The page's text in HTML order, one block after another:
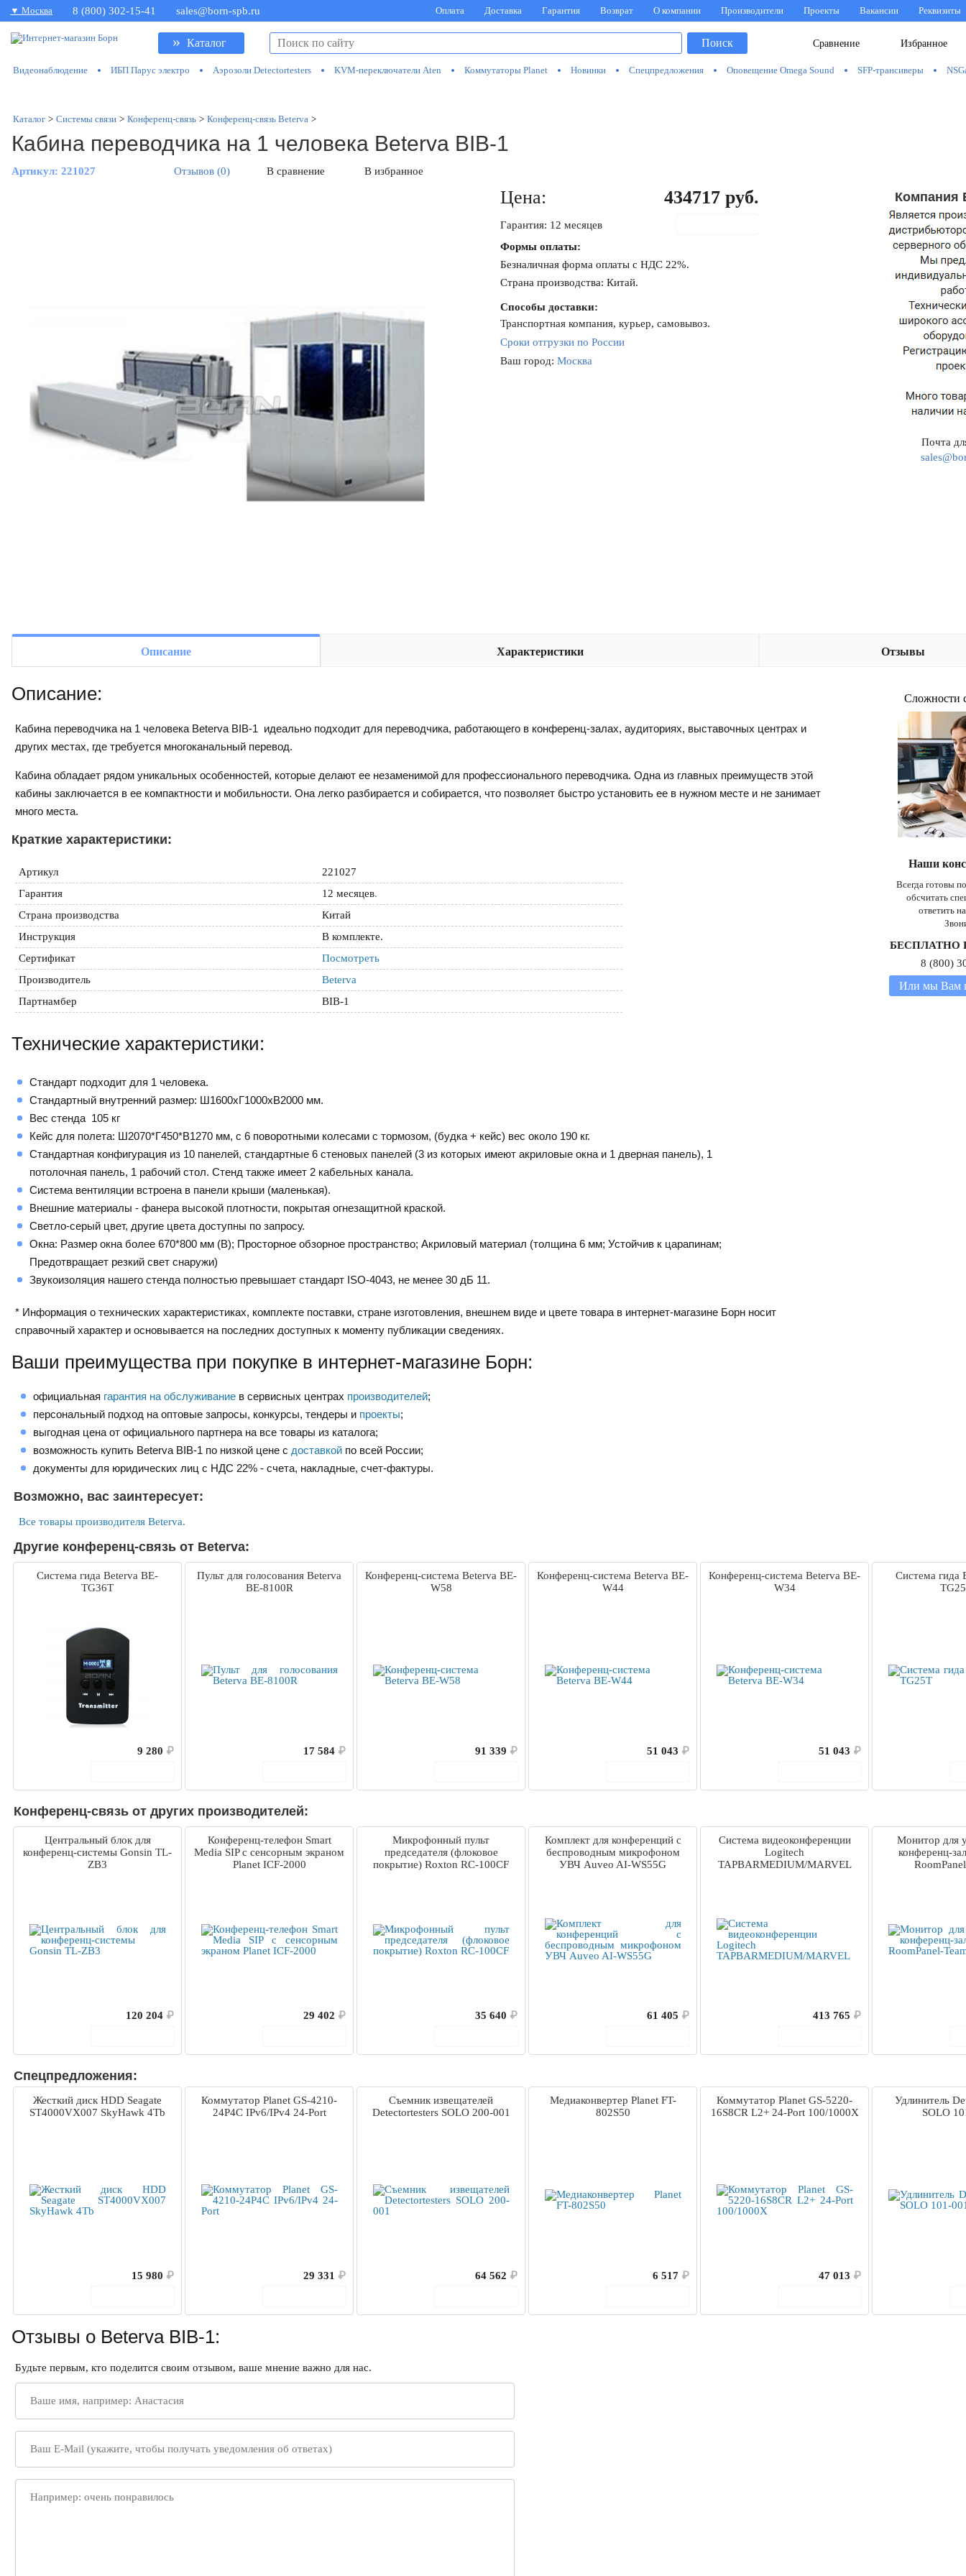
▼ Москва 8 (800) 302-15-41 sales@born-spb.ru Оплата Доставка Гарантия Возврат О компании Производители Проекты Вакансии Реквизиты
» Каталог Избранное
Сравнение
Поиск
Видеонаблюдение ИБП Парус электро Аэрозоли Detectortesters KVM-переключатели Aten Коммутаторы Planet Новинки Спецпредложения Оповещение Omega Sound SFP-трансиверы
Каталог > Системы связи > Конференц-связь > Конференц-связь Beterva >
Кабина переводчика на 1 человека Beterva BIB-1
Артикул: 221027 Отзывов (0) В сравнение В избранное
Цена: 434717 руб.
Гарантия: 12 месяцев
Формы оплаты:
Безналичная форма оплаты с НДС 22%.
Страна производства: Китай.
Способы доставки:
Транспортная компания, курьер, самовывоз.
Сроки отгрузки по России
Ваш город: Москва
Компания
Почта
Описание Характеристики Отзывы
Описание:
Кабина переводчика на 1 человека Beterva BIB-1 идеально подходит для переводчика, работающего в конференц-залах, аудиториях, выставочных центрах и
других местах, где требуется многоканальный перевод.
Кабина обладает рядом уникальных особенностей, которые делают ее незаменимой для профессионального переводчика. Одна из главных преимуществ этой
кабины заключается в ее компактности и мобильности. Она легко разбирается и собирается, что позволяет быстро установить ее в нужном месте и не занимает
много места.
Краткие характеристики:
Артикул
221027
Гарантия
12 месяцев.
Страна производства
Китай
Инструкция
В комплекте.
Сертификат
Посмотреть
Производитель
Beterva
Партнамбер
BIB-1
Технические характеристики:
Стандарт подходит для 1 человека.
Стандартный внутренний размер: Ш1600xГ1000xВ2000 мм.
Вес стенда 105 кг
Кейс для полета: Ш2070*Г450*В1270 мм, с 6 поворотными колесами с тормозом, (будка + кейс) вес около 190 кг.
Стандартная конфигурация из 10 панелей, стандартные 6 стеновых панелей (3 из которых имеют акриловые окна и 1 дверная панель), 1
потолочная панель, 1 рабочий стол. Стенд также имеет 2 кабельных канала.
Система вентиляции встроена в панели крыши (маленькая).
Внешние материалы - фанера высокой плотности, покрытая огнезащитной краской.
Светло-серый цвет, другие цвета доступны по запросу.
Окна: Размер окна более 670*800 мм (В); Просторное обзорное пространство; Акриловый материал (толщина 6 мм; Устойчив к царапинам;
Предотвращает резкий свет снаружи)
Звукоизоляция нашего стенда полностью превышает стандарт ISO-4043, не менее 30 дБ 11.
* Информация о технических характеристиках, комплекте поставки, стране изготовления, внешнем виде и цвете товара в интернет-магазине Борн носит
справочный характер и основывается на последних доступных к моменту публикации сведениях.
Ваши преимущества при покупке в интернет-магазине Борн:
официальная гарантия на обслуживание в сервисных центрах производителей;
персональный подход на оптовые запросы, конкурсы, тендеры и проекты;
выгодная цена от официального партнера на все товары из каталога;
возможность купить Beterva BIB-1 по низкой цене с доставкой по всей России;
документы для юридических лиц с НДС 22% - счета, накладные, счет-фактуры.
Сложности
Наши
Всегда готовы
обсчитать
ответить
БЕСПЛАТНО
8 (800)
Или мы Вам
Возможно, вас заинтересует:
Все товары производителя Beterva.
Другие конференц-связь от Beterva:
Система гида Beterva BE-
TG36T
9 280 ₽
Пульт для голосования Beterva
BE-8100R
17 584 ₽
Конференц-система Beterva BE-
W58
91 339 ₽
Конференц-система Beterva BE-
W44
51 043 ₽
Конференц-система Beterva BE-
W34
51 043 ₽
Система гида
Конференц-связь от других производителей:
Центральный блок для
конференц-системы Gonsin TL-
ZB3
120 204 ₽
Конференц-телефон Smart
Media SIP с сенсорным экраном
Planet ICF-2000
29 402 ₽
Микрофонный пульт
председателя (флоковое
покрытие) Roxton RC-100CF
35 640 ₽
Комплект для конференций с
беспроводным микрофоном
УВЧ Auveo AI-WS55G
61 405 ₽
Система видеоконференции
Logitech
TAPBARMEDIUM/MARVEL
413 765 ₽
Монитор для
конференц-
Спецпредложения:
Жесткий диск HDD Seagate
ST4000VX007 SkyHawk 4Tb
15 980 ₽
Коммутатор Planet GS-4210-
24P4C IPv6/IPv4 24-Port
29 331 ₽
Съемник извещателей
Detectortesters SOLO 200-001
64 562 ₽
Медиаконвертер Planet FT-
802S50
6 517 ₽
Коммутатор Planet GS-5220-
16S8CR L2+ 24-Port 100/1000X
47 013 ₽
Удлинитель
SOLO
Отзывы о Beterva BIB-1:
Будьте первым, кто поделится своим отзывом, ваше мнение важно для нас.